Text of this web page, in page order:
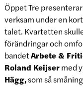
Öppet Tre presenterar
verksam under en
talet. Kvartetten
förändringar och
bandetArbete &
Roland Keijsermed
Hägg,som så